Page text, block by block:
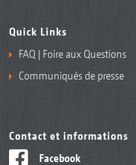
Quick Links
FAQ | Foire aux Questions
Communiqués de presse
Contact et informations
Facebook